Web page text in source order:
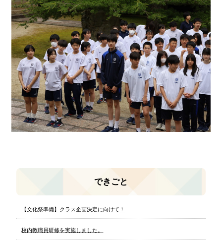
できごと
【文化祭準備】クラス企画決定に向けて！
校内教職員研修を実施しました。